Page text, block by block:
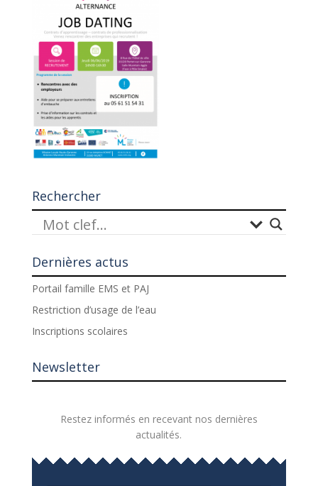
Rechercher
Dernières actus
Portail famille EMS et PAJ
Restriction d’usage de l’eau
Inscriptions scolaires
Newsletter
Restez informés en recevant nos dernières
actualités.